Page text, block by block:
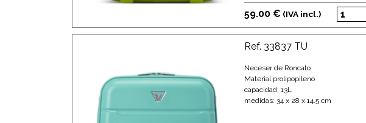
59.00 € (IVA incl.)
Ref. 33837 TU
Neceser de Roncato
Material prolipopileno
capacidad: 13L
medidas: 34 x 28 x 14.5 cm